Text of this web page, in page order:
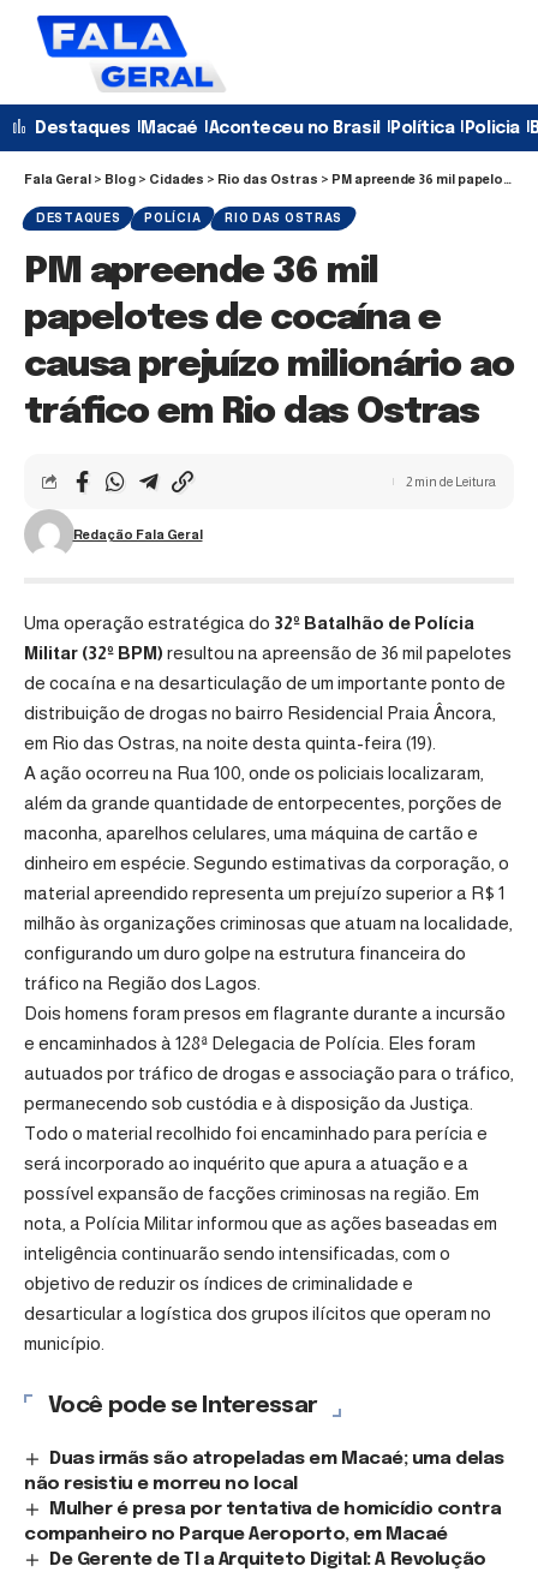
Destaques Macaé Aconteceu no Brasil Política Policia
Fala Geral > Blog > Cidades > Rio das Ostras > PM apreende 36 mil papelotes de cocaína e causa prejuízo milionário ao tráfico em Rio das Ostras
DESTAQUES POLÍCIA RIO DAS OSTRAS
PM apreende 36 mil
papelotes de cocaína e
causa prejuízo milionário ao
tráfico em Rio das Ostras
Redação Fala Geral
2 min de Leitura
Uma operação estratégica do 32º Batalhão de Polícia
Militar (32º BPM) resultou na apreensão de 36 mil papelotes
de cocaína e na desarticulação de um importante ponto de
distribuição de drogas no bairro Residencial Praia Âncora,
em Rio das Ostras , na noite desta quinta-feira (19).
A ação ocorreu na Rua 100, onde os policiais localizaram,
além da grande quantidade de entorpecentes, porções de
maconha, aparelhos celulares, uma máquina de cartão e
dinheiro em espécie. Segundo estimativas da corporação, o
material apreendido representa um prejuízo superior a R$ 1
milhão às organizações criminosas que atuam na localidade,
configurando um duro golpe na estrutura financeira do
tráfico na Região dos Lagos.
Dois homens foram presos em flagrante durante a incursão
e encaminhados à 128ª Delegacia de Polícia . Eles foram
autuados por tráfico de drogas e associação para o tráfico,
permanecendo sob custódia e à disposição da Justiça.
Todo o material recolhido foi encaminhado para perícia e
será incorporado ao inquérito que apura a atuação e a
possível expansão de facções criminosas na região. Em
nota, a Polícia Militar informou que as ações baseadas em
inteligência continuarão sendo intensificadas, com o
objetivo de reduzir os índices de criminalidade e
desarticular a logística dos grupos ilícitos que operam no
município.
Você pode se Interessar
Duas irmãs são atropeladas em Macaé; uma delas
não resistiu e morreu no local
Mulher é presa por tentativa de homicídio contra
companheiro no Parque Aeroporto, em Macaé
De Gerente de TI a Arquiteto Digital: A Revolução